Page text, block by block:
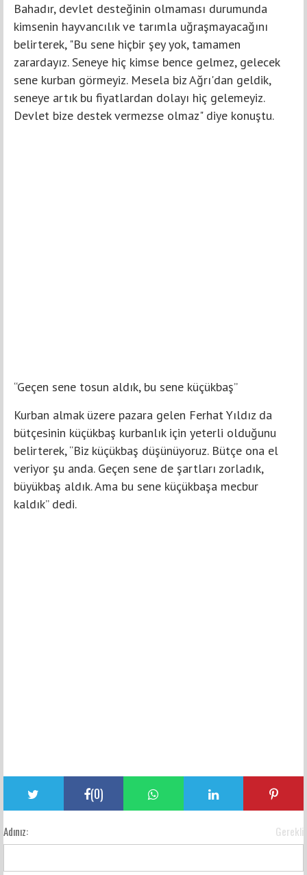
Bahadır, devlet desteğinin olmaması durumunda
kimsenin hayvancılık ve tarımla uğraşmayacağını
belirterek, "Bu sene hiçbir şey yok, tamamen
zarardayız. Seneye hiç kimse bence gelmez, gelecek
sene kurban görmeyiz. Mesela biz Ağrı'dan geldik,
seneye artık bu fiyatlardan dolayı hiç gelemeyiz.
Devlet bize destek vermezse olmaz" diye konuştu.
“Geçen sene tosun aldık, bu sene küçükbaş”
Kurban almak üzere pazara gelen Ferhat Yıldız da
bütçesinin küçükbaş kurbanlık için yeterli olduğunu
belirterek, “Biz küçükbaş düşünüyoruz. Bütçe ona el
veriyor şu anda. Geçen sene de şartları zorladık,
büyükbaş aldık. Ama bu sene küçükbaşa mecbur
kaldık” dedi.
(0)
Adınız: Gerekli